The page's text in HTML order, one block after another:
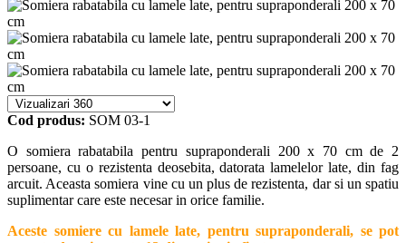
Cod produs: SOM 03-1
O somiera rabatabila pentru supraponderali 200 x 70 cm de 2
persoane, cu o rezistenta deosebita, datorata lamelelor late, din fag
arcuit. Aceasta somiera vine cu un plus de rezistenta, dar si un spatiu
suplimentar care este necesar in orice familie.
Aceste somiere cu lamele late, pentru supraponderali, se pot